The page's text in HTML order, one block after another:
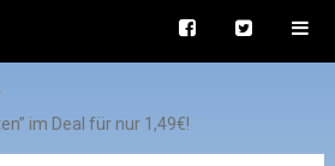
im Deal für nur 1,49€!